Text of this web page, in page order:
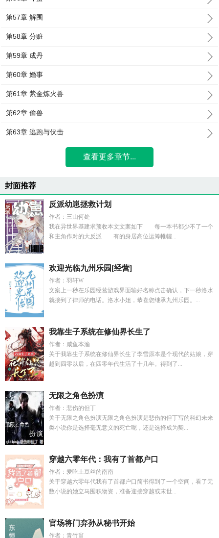
第57章 解围
第58章 分赃
第59章 成丹
第60章 婚事
第61章 紫金炼火兽
第62章 偷兽
第63章 逃跑与伏击
查看更多章节...
封面推荐
反派幼崽拯救计划
作者：三山何处
我在异世界基建求预收本文文案如下 每一本书都少不了一个
和主角作对的大反派 有的身居高位运筹帷幄...
欢迎光临九州乐园[经营]
作者：羽轩W
文案上一秒在乐园经营游戏界面输好名称点击确认，下一秒洛水
就接到了律师的电话。洛水小姐，恭喜您继承九州乐园。...
我靠生子系统在修仙界长生了
作者：咸鱼本渔
关于我靠生子系统在修仙界长生了李雪原本是个现代的姑娘，穿
越到四零以后，在四零年代生活了十几年。得到了...
无限之角色扮演
作者：悲伤的但丁
关于无限之角色扮演无限之角色扮演是悲伤的但丁写的科幻未来
类小说你是选择毫无意义的死亡呢，还是选择成为契...
穿越六零年代：我有了首都户口
作者：爱吃土豆丝的南南
关于穿越六零年代我有了首都户口简书得到了一个空间，看了无
数小说的她立马囤积物资，准备迎接穿越或末世...
官场将门弃孙从秘书开始
作者：青竹翁